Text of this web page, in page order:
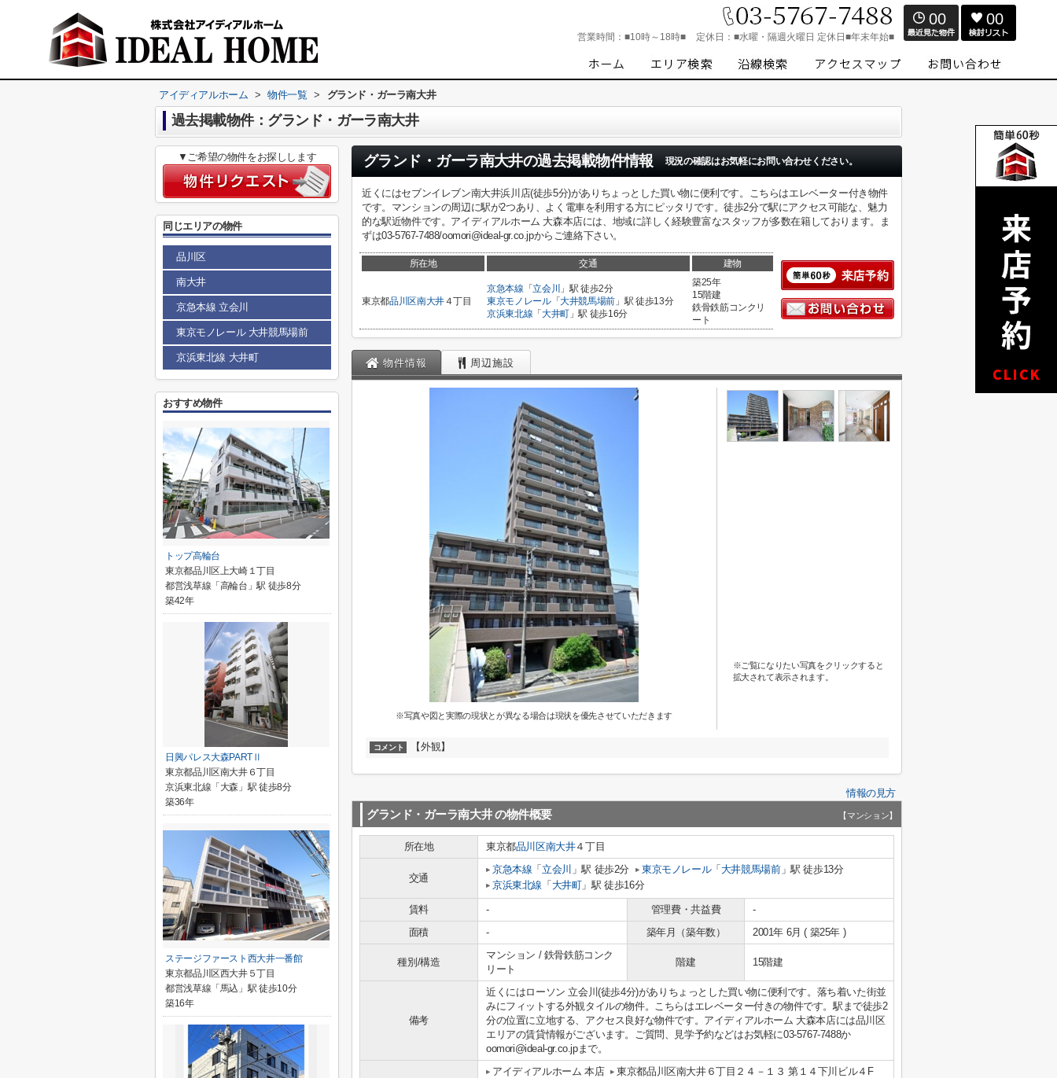
営業時間： ■10時～18時■ 定休日： ■水曜・隔週火曜日 定休日■年末年始■
00 00
アイディアルホーム > 物件一覧 > グランド・ガーラ南大井
過去掲載物件：グランド・ガーラ南大井
グランド・ガーラ南大井の過去掲載物件情報 現況の確認はお気軽にお問い合わせください。
近くにはセブンイレブン南大井浜川店(徒歩5分)がありちょっとした買い物に便利です。こちらはエレベーター付き物件
です。マンションの周辺に駅が2つあり、よく電車を利用する方にピッタリです。徒歩2分で駅にアクセス可能な、魅力
的な駅近物件です。アイディアルホーム 大森本店には、地域に詳しく経験豊富なスタッフが多数在籍しております。ま
ずは03-5767-7488/oomori@ideal-gr.co.jpからご連絡下さい。
所在地 交通 建物
東京都品川区南大井４丁目
京急本線 「立会川 」駅 徒歩2分
東京モノレール「大井競馬場前 」駅 徒歩13分
京浜東北線 「 大井町」駅 徒歩16分
築25年
15階建
鉄骨鉄筋コンクリ
ート
物件情報 周辺施設
※写真や図と実際の現状とが異なる場合は現状を優先させていただきます
※ご覧になりたい写真をクリックすると
拡大されて表示されます。
コメント 【外観】
情報の見方
グランド・ガーラ南大井の物件概要 【マンション】
所在地 東京都品川区南大井４丁目
交通
京急本線 「 立会川 」駅 徒歩2分 東京モノレール「 大井競馬場前」駅 徒歩13分
京浜東北線 「 大井町」駅 徒歩16分
賃料 - 管理費・共益費
-
面積
- 築年月（築年数） 2001年 6月 ( 築25年 )
種別/構造
マンション / 鉄骨鉄筋コンク
リート
階建 15階建
備考
近くにはローソン 立会川(徒歩4分)がありちょっとした買い物に便利です。落ち着いた街並
みにフィットする外観タイルの物件。こちらはエレベーター付きの物件です。駅まで徒歩2
分の位置に立地する、アクセス良好な物件です。アイディアルホーム 大森本店には品川区
エリアの賃貸情報がございます。ご質問、見学予約などはお気軽に03-5767-7488か
oomori@ideal-gr.co.jpまで。
アイディアルホーム 本店
東京都品川区南大井６丁目２４－１３ 第１４下川ビル４F
▼ご希望の物件をお探しします
同じエリアの物件
品川区
南大井
京急本線 立会川
東京モノレール 大井競馬場前
京浜東北線 大井町
おすすめ物件
トップ高輪台
東京都品川区上大崎１丁目
都営浅草線「高輪台」駅 徒歩8分
築42年
日興パレス大森PARTⅡ
東京都品川区南大井６丁目
京浜東北線「大森」駅 徒歩8分
築36年
ステージファースト西大井一番館
東京都品川区西大井５丁目
都営浅草線「馬込」駅 徒歩10分
築16年